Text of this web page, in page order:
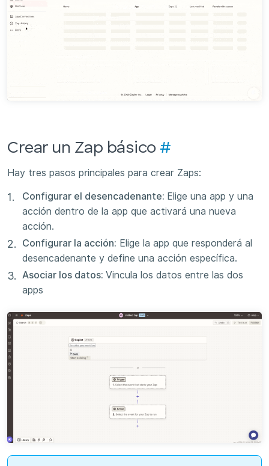
Crear un Zap básico #
Hay tres pasos principales para crear Zaps:
Configurar el desencadenante: Elige una app y una
acción dentro de la app que activará una nueva
acción.
Configurar la acción: Elige la app que responderá al
desencadenante y define una acción específica.
Asociar los datos: Vincula los datos entre las dos
apps